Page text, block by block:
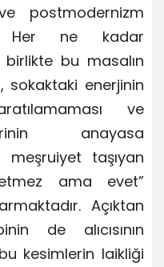
postmodernizm
Her ne kadar
bu masalın
sokaktaki enerjinin
ve
anayasa
meşruiyet taşıyan
ama evet”
Açıktan
de alıcısının
kesimlerin laikliği